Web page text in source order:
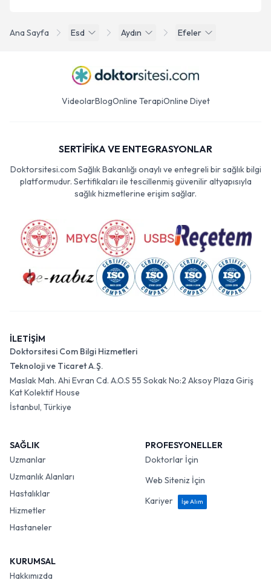
Ana Sayfa Esd Aydın Efeler
VideolarBlogOnline TerapiOnline Diyet
SERTİFİKA VE ENTEGRASYONLAR
Doktorsitesi.com Sağlık Bakanlığı onaylı ve entegreli bir sağlık bilgi
platformudur. Sertifikaları ile tescillenmiş güvenilir altyapısıyla
sağlık hizmetlerine erişim sağlar.
İLETİŞİM
Doktorsitesi Com Bilgi Hizmetleri
Teknoloji ve Ticaret A.Ş.
Maslak Mah. Ahi Evran Cd. A.O.S 55 Sokak No:2 Aksoy Plaza Giriş
Kat Kolektif House
İstanbul, Türkiye
SAĞLIK
Uzmanlar
Uzmanlık Alanları
Hastalıklar
Hizmetler
Hastaneler
PROFESYONELLER
Doktorlar İçin
Web Siteniz İçin
Kariyer
İşe Alım
KURUMSAL
Hakkımızda